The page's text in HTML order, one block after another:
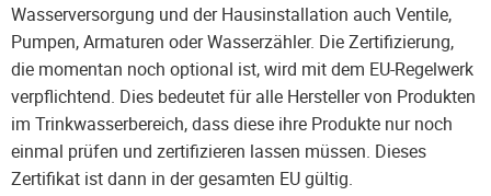
Wasserversorgung und der Hausinstallation auch Ventile,
Pumpen, Armaturen oder Wasserzähler. Die Zertifizierung,
die momentan noch optional ist, wird mit dem EU-Regelwerk
verpflichtend. Dies bedeutet für alle Hersteller von Produkten
im Trinkwasserbereich, dass diese ihre Produkte nur noch
einmal prüfen und zertifizieren lassen müssen. Dieses
Zertifikat ist dann in der gesamten EU gültig.